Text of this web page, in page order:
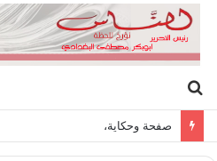
عن
صفحة وحكاية،